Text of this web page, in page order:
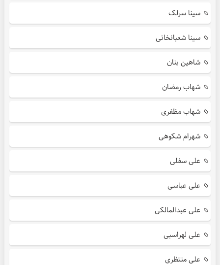
سینا سرلک
سینا شعبانخانی
شاهین بنان
شهاب رمضان
شهاب مظفری
شهرام شکوهی
علی سفلی
علی عباسی
علی عبدالمالکی
علی لهراسبی
علی منتظری